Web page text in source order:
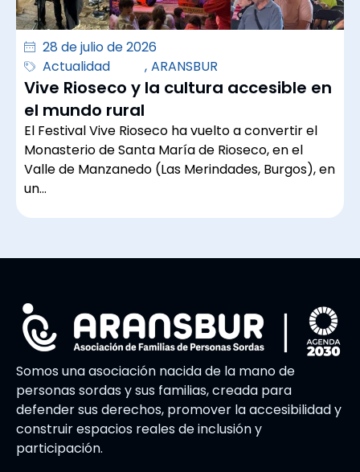
28 de julio de 2026
Actualidad
, ARANSBUR
Vive Rioseco y la cultura accesible en
el mundo rural
El Festival Vive Rioseco ha vuelto a convertir el
Monasterio de Santa María de Rioseco, en el
Valle de Manzanedo (Las Merindades, Burgos), en
un…
Somos una asociación nacida de la mano de
personas sordas y sus familias, creada para
defender sus derechos, promover la accesibilidad y
construir espacios reales de inclusión y
participación.